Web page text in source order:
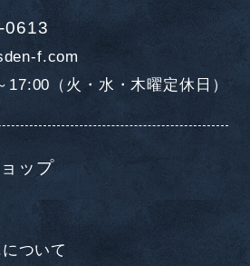
0613
f.com
17:00（火・水・木曜定休日）
ップ
ついて